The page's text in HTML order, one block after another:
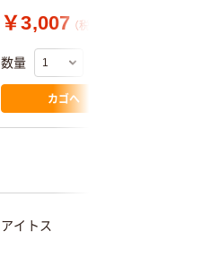
￥3,007 （税込）
数量
カゴへ
アイトス